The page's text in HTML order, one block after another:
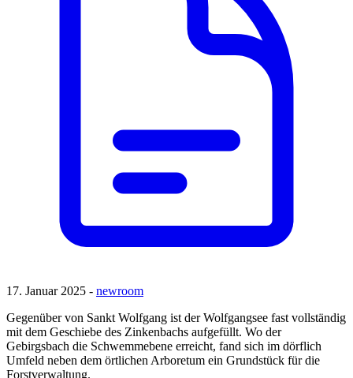
17. Januar 2025 - newroom
Gegenüber von Sankt Wolfgang ist der Wolfgangsee fast vollständig
mit dem Geschiebe des Zinkenbachs aufgefüllt. Wo der
Gebirgsbach die Schwemmebene erreicht, fand sich im dörflich
Umfeld neben dem örtlichen Arboretum ein Grundstück für die
Forstverwaltung.